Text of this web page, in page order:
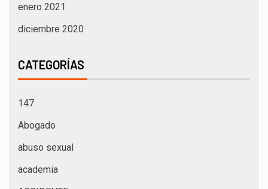
enero 2021
diciembre 2020
CATEGORÍAS
147
Abogado
abuso sexual
academia